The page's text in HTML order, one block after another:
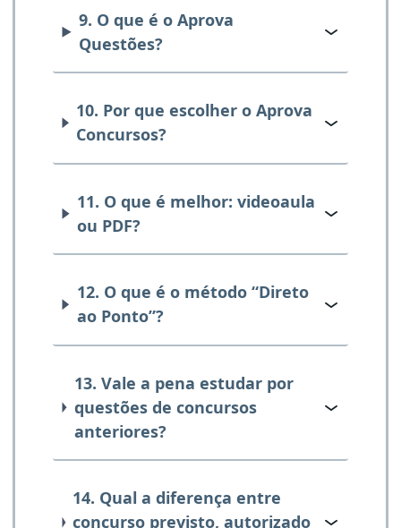
9. O que é o Aprova
Questões?
10. Por que escolher o Aprova
Concursos?
11. O que é melhor: videoaula
ou PDF?
12. O que é o método “Direto
ao Ponto”?
13. Vale a pena estudar por
questões de concursos
anteriores?
14. Qual a diferença entre
concurso previsto, autorizado